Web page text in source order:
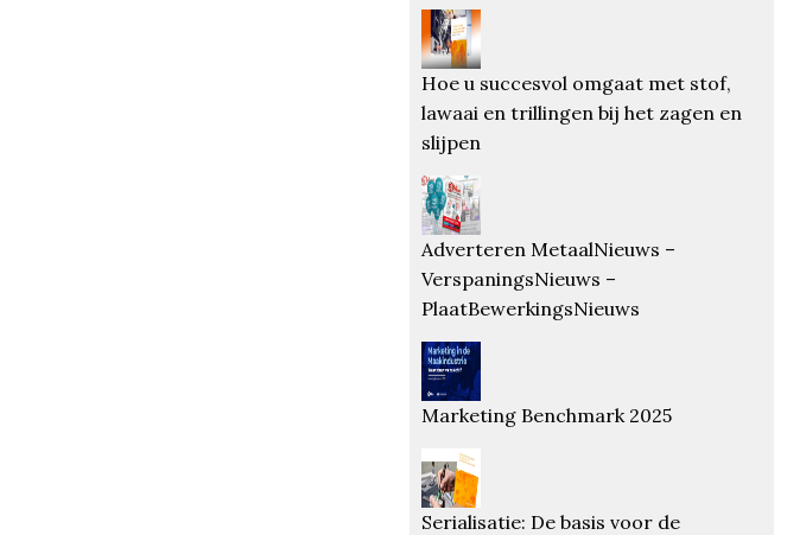
Hoe u succesvol omgaat met stof,
lawaai en trillingen bij het zagen en
slijpen
Adverteren MetaalNieuws –
VerspaningsNieuws –
PlaatBewerkingsNieuws
Marketing Benchmark 2025
Serialisatie: De basis voor de